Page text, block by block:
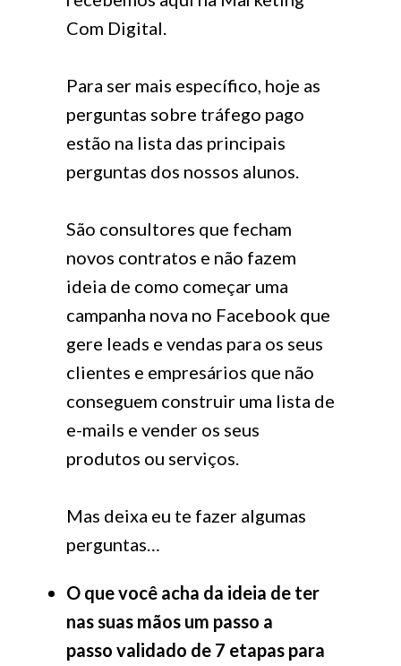
Com Digital.
Para ser mais específico, hoje as
perguntas sobre tráfego pago
estão na lista das principais
perguntas dos nossos alunos.
São consultores que fecham
novos contratos e não fazem
ideia de como começar uma
campanha nova no Facebook que
gere leads e vendas para os seus
clientes e empresários que não
conseguem construir uma lista de
e-mails e vender os seus
produtos ou serviços.
Mas deixa eu te fazer algumas
perguntas…
O que você acha da ideia de ter
nas suas mãos um passo a
passo validado de 7 etapas para